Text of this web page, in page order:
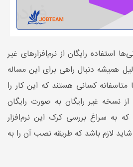
استفاده رایگان از نرم‌افزارهای غیر
همیشه دنبال راهی برای این مساله
کسانی هستند که این کار را
نسخه غیر رایگان به صورت رایگان
که به سراغ بررسی کرک این نرم‌افزار
لازم باشد که طریقه نصب آن را به